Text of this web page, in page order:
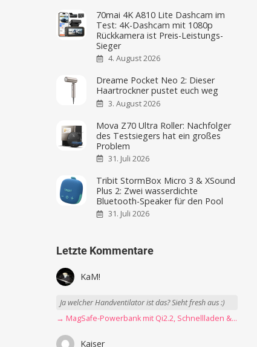
70mai 4K A810 Lite Dashcam im
Test: 4K-Dashcam mit 1080p
Rückkamera ist Preis-Leistungs-
Sieger
4. August 2026
Dreame Pocket Neo 2: Dieser
Haartrockner pustet euch weg
3. August 2026
Mova Z70 Ultra Roller: Nachfolger
des Testsiegers hat ein großes
Problem
31. Juli 2026
Tribit StormBox Micro 3 & XSound
Plus 2: Zwei wasserdichte
Bluetooth-Speaker für den Pool
31. Juli 2026
Letzte Kommentare
KaM!
Ja welcher Handventilator ist das? Sieht fresh aus :)
→ MagSafe-Powerbank mit Qi2.2, Schnellladen & USB-C-Kabel angeschaut
Kaiser